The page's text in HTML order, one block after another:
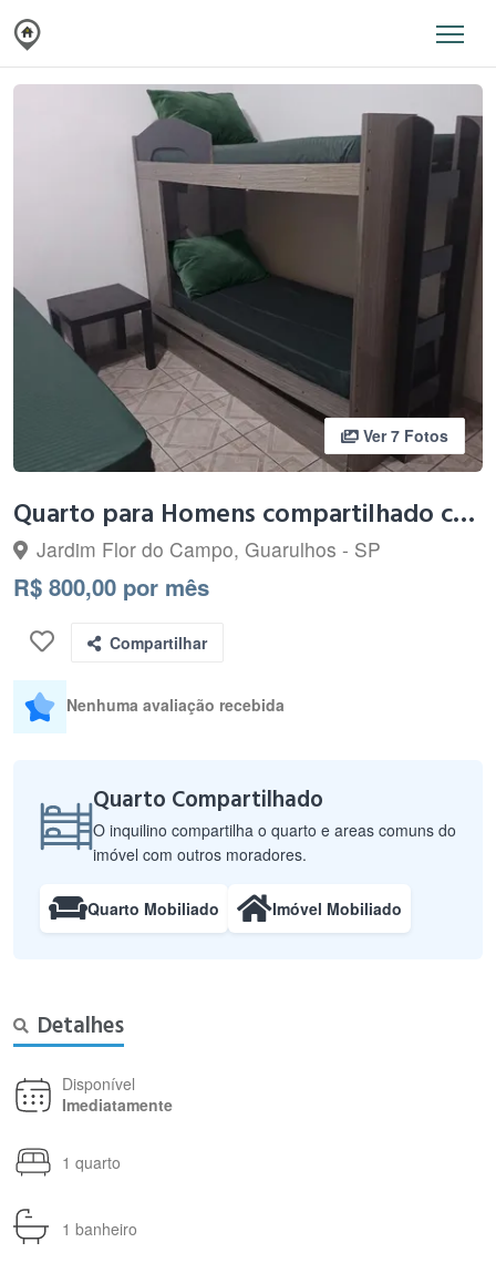
Ver 7 Fotos
Quarto para Homens compartilhado com cama de solteiro
Jardim Flor do Campo, Guarulhos - SP
R$ 800,00 por mês
Compartilhar
Nenhuma avaliação recebida
Quarto Compartilhado
O inquilino compartilha o quarto e areas comuns do
imóvel com outros moradores.
Quarto Mobiliado Imóvel Mobiliado
Detalhes
Disponível
Imediatamente
1 quarto
1 banheiro